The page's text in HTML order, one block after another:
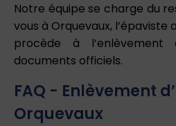
Notre équipe se charge du
vous à Orquevaux,
procède à
documents officiels.
FAQ - Enlèvement
Orquevaux